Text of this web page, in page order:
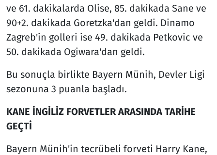
ve 61. dakikalarda Olise, 85. dakikada Sane ve
90+2. dakikada Goretzka'dan geldi. Dinamo
Zagreb'in golleri ise 49. dakikada Petkovic ve
50. dakikada Ogiwara'dan geldi.
Bu sonuçla birlikte Bayern Münih, Devler Ligi
sezonuna 3 puanla başladı.
KANE İNGİLİZ FORVETLER ARASINDA TARİHE
GEÇTİ
Bayern Münih'in tecrübeli forveti Harry Kane,
Spor
Teknoloji ve Bilim
Televizyon